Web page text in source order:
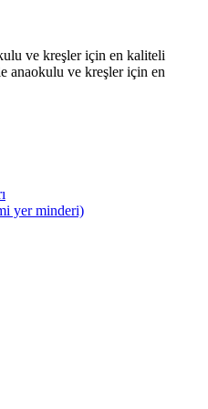
ve kreşler için en kaliteli
anaokulu ve kreşler için en
yer minderi)